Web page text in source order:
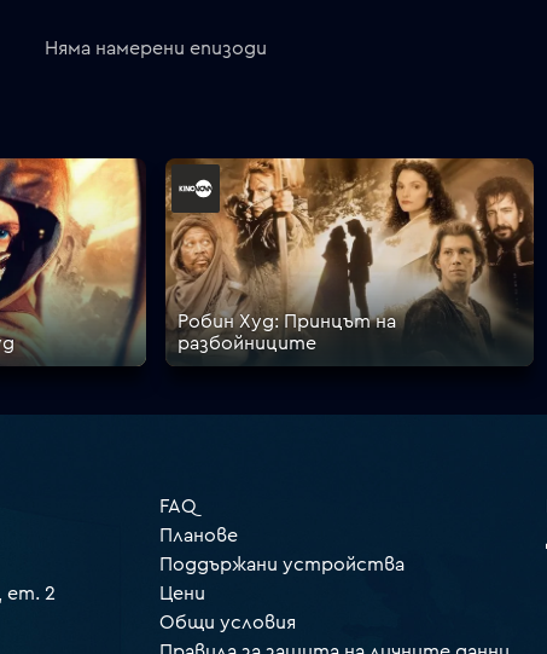
Няма намерени епизоди
Робин Худ: Принцът на
разбойниците
ет. 2
FAQ
Планове
Поддържани устройства
Цени
Общи условия